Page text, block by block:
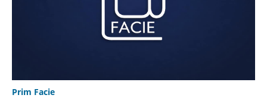
Prim Facie